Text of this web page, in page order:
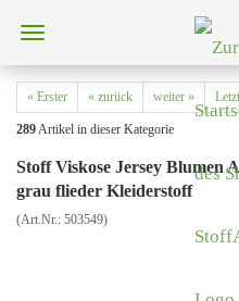
« Erster « zurück weiter »
289Artikel in dieser Kategorie
Stoff Viskose Jersey Blumen
grau flieder Kleiderstoff
(Art.Nr.: 503549)